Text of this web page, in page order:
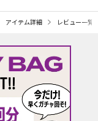
アイテム詳細 レビュー一覧